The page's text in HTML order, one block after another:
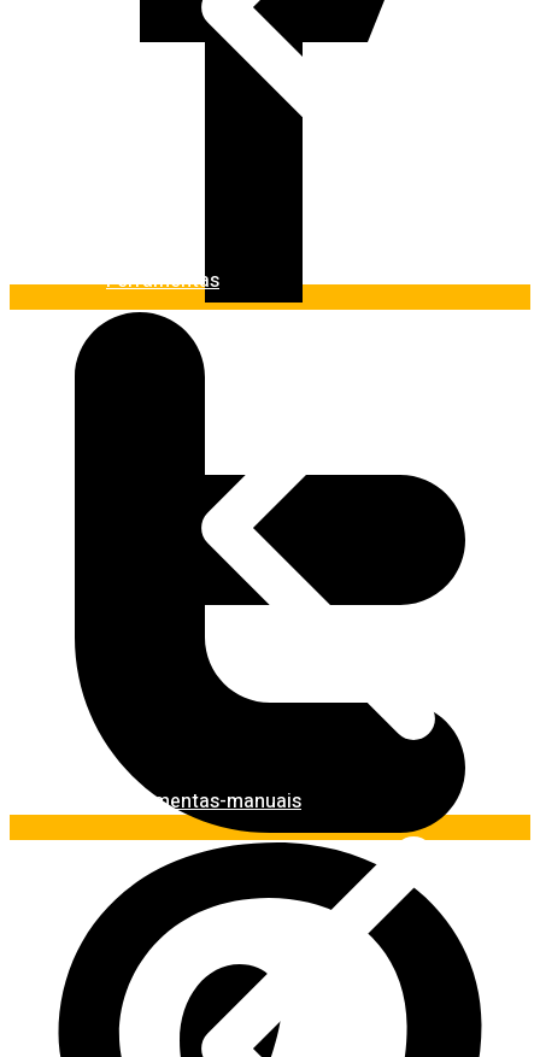
Ferramentas
Ferramentas-manuais